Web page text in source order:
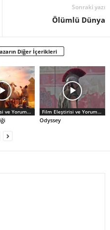
Sonraki yazı
Ölümlü Dünya
Diğer İçerikleri
Film Eleştirisi ve Yorumlar Film Eleştirisi ve Yorumlar
Odyssey